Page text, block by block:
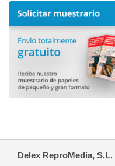
Delex ReproMedia, S.L.